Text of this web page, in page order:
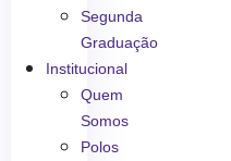
Segunda
Graduação
Institucional
Quem
Somos
Polos